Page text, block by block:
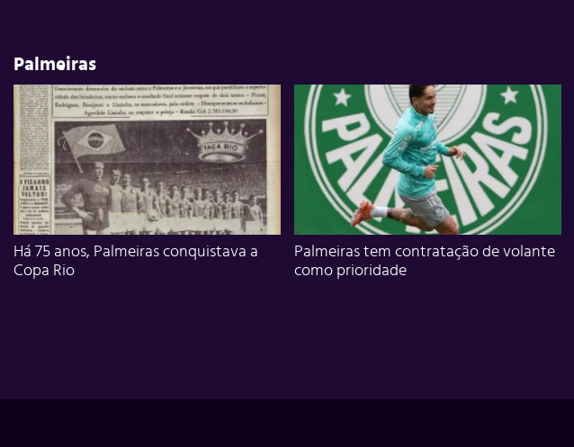
Palmeiras
Há 75 anos, Palmeiras conquistava a
Copa Rio
Palmeiras tem contratação de volante
como prioridade